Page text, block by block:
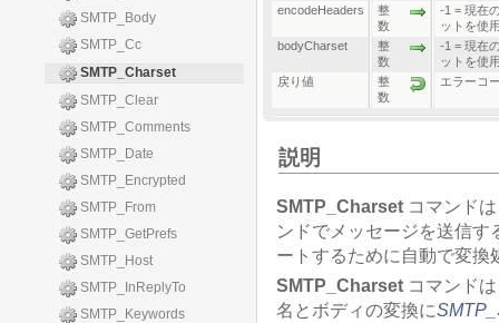
SMTP_Body
SMTP_Cc
SMTP_Charset
SMTP_Clear
SMTP_Comments
SMTP_Date
SMTP_Encrypted
SMTP_From
SMTP_GetPrefs
SMTP_Host
SMTP_InReplyTo
SMTP_Keywords
encodeHeaders
整
数
-1 = 現在
ットを使
bodyCharset
整
数
-1 = 現在
ットを使
戻り値
整
数
エラーコ
説明
SMTP_Charset コマンド
ンドでメッセージを送信
ートするために自動で変換
SMTP_Charset コマンド
名とボディの変換に